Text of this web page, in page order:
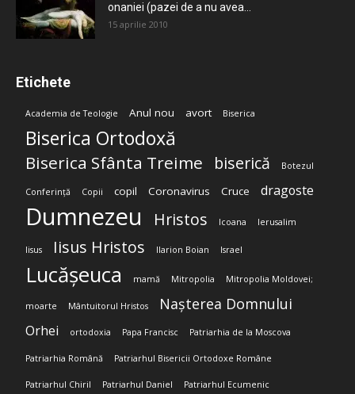
onaniei (pazei de a nu avea...
15 aprilie 2010
Etichete
Academia de Teologie Anul nou avort Biserica
Biserica Ortodoxă
Biserica Sfânta Treime biserică Botezul
Conferință Copii copil Coronavirus Cruce dragoste
Dumnezeu Hristos Icoana Ierusalim
Iisus Iisus Hristos Ilarion Boian Israel
Lucășeuca mamă Mitropolia Mitropolia Moldovei;
moarte Mântuitorul Hristos Nașterea Domnului
Orhei ortodoxia Papa Francisc Patriarhia de la Moscova
Patriarhia Română Patriarhul Bisericii Ortodoxe Române
Patriarhul Chiril Patriarhul Daniel Patriarhul Ecumenic